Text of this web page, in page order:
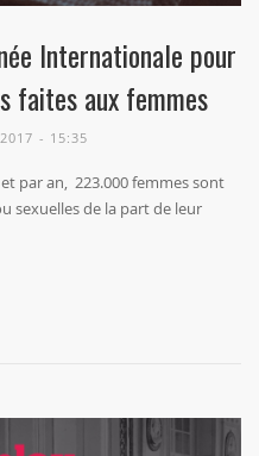
Internationale pour
faites aux femmes
- 15:35
par an, 223.000 femmes sont
sexuelles de la part de leur